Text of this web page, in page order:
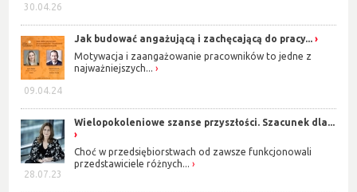
30.04.26
09.04.24
Jak budować angażującą i zachęcającą do pracy...
Motywacja i zaangażowanie pracowników to jedne z
najważniejszych...
28.07.23
Wielopokoleniowe szanse przyszłości. Szacunek dla...
Choć w przedsiębiorstwach od zawsze funkcjonowali
przedstawiciele różnych...